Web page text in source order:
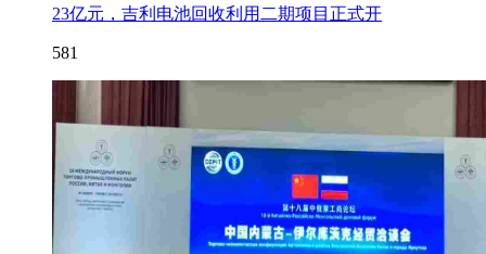
23亿元，吉利电池回收利用二期项目正式开
581